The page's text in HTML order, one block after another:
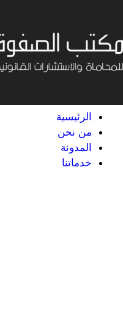
المحتوى
الرئيسية
من نحن
المدونة
خدماتنا